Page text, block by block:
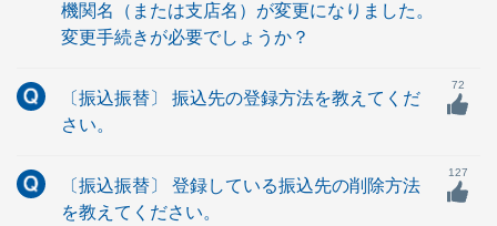
機関名（または支店名）が変更になりました。
変更手続きが必要でしょうか？
〔振込振替〕 振込先の登録方法を教えてくだ
さい。
72
〔振込振替〕 登録している振込先の削除方法
を教えてください。
127